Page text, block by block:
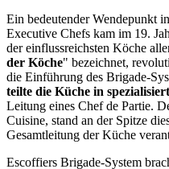
Ein bedeutender Wendepunkt
Executive Chefs kam im 19.
der einflussreichsten Köche
der Köche" bezeichnet,
die Einführung des Brigade-
teilte die Küche in
Leitung eines Chef de Partie.
Cuisine, stand an der Spitze
Gesamtleitung der Küche
Escoffiers Brigade-System